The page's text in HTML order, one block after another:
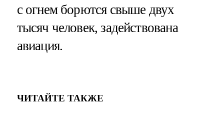
с огнем борются свыше двух
тысяч человек, задействована
авиация.
ЧИТАЙТЕ ТАКЖЕ